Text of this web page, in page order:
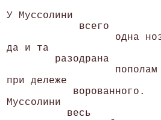
У Муссолини
             всего
одна
да и та
         разодрана
при дележе
            ворованного.
Муссолини
           весь